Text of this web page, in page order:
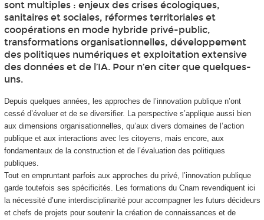
sont multiples : enjeux des crises écologiques,
sanitaires et sociales, réformes territoriales et
coopérations en mode hybride privé-public,
transformations organisationnelles, développement
des politiques numériques et exploitation extensive
des données et de l’IA. Pour n’en citer que quelques-
uns.
Depuis quelques années, les approches de l’innovation publique n’ont
cessé d’évoluer et de se diversifier. La perspective s’applique aussi bien
aux dimensions organisationnelles, qu’aux divers domaines de l’action
publique et aux interactions avec les citoyens, mais encore, aux
fondamentaux de la construction et de l’évaluation des politiques
publiques.
Tout en empruntant parfois aux approches du privé, l’innovation publique
garde toutefois ses spécificités. Les formations du Cnam revendiquent ici
la nécessité d’une interdisciplinarité pour accompagner les futurs décideurs
et chefs de projets pour soutenir la création de connaissances et de